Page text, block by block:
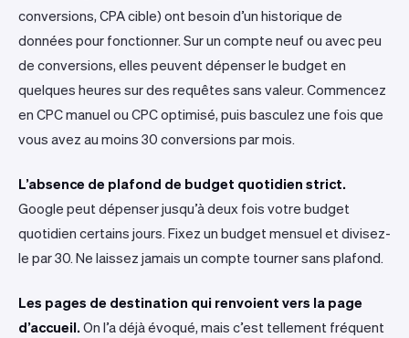
conversions, CPA cible) ont besoin d’un historique de
données pour fonctionner. Sur un compte neuf ou avec peu
de conversions, elles peuvent dépenser le budget en
quelques heures sur des requêtes sans valeur. Commencez
en CPC manuel ou CPC optimisé, puis basculez une fois que
vous avez au moins 30 conversions par mois.
L’absence de plafond de budget quotidien strict.
Google peut dépenser jusqu’à deux fois votre budget
quotidien certains jours. Fixez un budget mensuel et divisez-
le par 30. Ne laissez jamais un compte tourner sans plafond.
Les pages de destination qui renvoient vers la page
d’accueil. On l’a déjà évoqué, mais c’est tellement fréquent